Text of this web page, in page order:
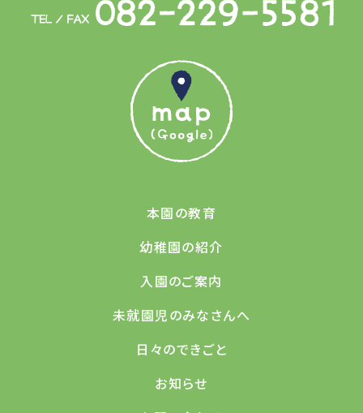
本園の教育
幼稚園の紹介
入園のご案内
未就園児のみなさんへ
日々のできごと
お知らせ